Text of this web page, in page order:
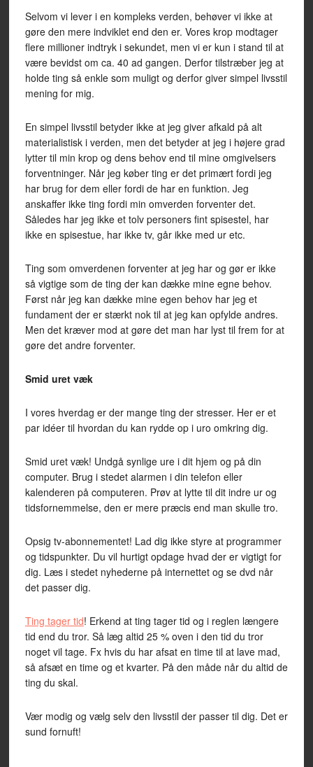
Selvom vi lever i en kompleks verden, behøver vi ikke at
gøre den mere indviklet end den er. Vores krop modtager
flere millioner indtryk i sekundet, men vi er kun i stand til at
være bevidst om ca. 40 ad gangen. Derfor tilstræber jeg at
holde ting så enkle som muligt og derfor giver simpel livsstil
mening for mig.
En simpel livsstil betyder ikke at jeg giver afkald på alt
materialistisk i verden, men det betyder at jeg i højere grad
lytter til min krop og dens behov end til mine omgivelsers
forventninger. Når jeg køber ting er det primært fordi jeg
har brug for dem eller fordi de har en funktion. Jeg
anskaffer ikke ting fordi min omverden forventer det.
Således har jeg ikke et tolv personers fint spisestel, har
ikke en spisestue, har ikke tv, går ikke med ur etc.
Ting som omverdenen forventer at jeg har og gør er ikke
så vigtige som de ting der kan dække mine egne behov.
Først når jeg kan dække mine egen behov har jeg et
fundament der er stærkt nok til at jeg kan opfylde andres.
Men det kræver mod at gøre det man har lyst til frem for at
gøre det andre forventer.
Smid uret væk
I vores hverdag er der mange ting der stresser. Her er et
par idéer til hvordan du kan rydde op i uro omkring dig.
Smid uret væk! Undgå synlige ure i dit hjem og på din
computer. Brug i stedet alarmen i din telefon eller
kalenderen på computeren. Prøv at lytte til dit indre ur og
tidsfornemmelse, den er mere præcis end man skulle tro.
Opsig tv-abonnementet! Lad dig ikke styre at programmer
og tidspunkter. Du vil hurtigt opdage hvad der er vigtigt for
dig. Læs i stedet nyhederne på internettet og se dvd når
det passer dig.
Ting tager tid! Erkend at ting tager tid og i reglen længere
tid end du tror. Så læg altid 25 % oven i den tid du tror
noget vil tage. Fx hvis du har afsat en time til at lave mad,
så afsæt en time og et kvarter. På den måde når du altid de
ting du skal.
Vær modig og vælg selv den livsstil der passer til dig. Det er
sund fornuft!